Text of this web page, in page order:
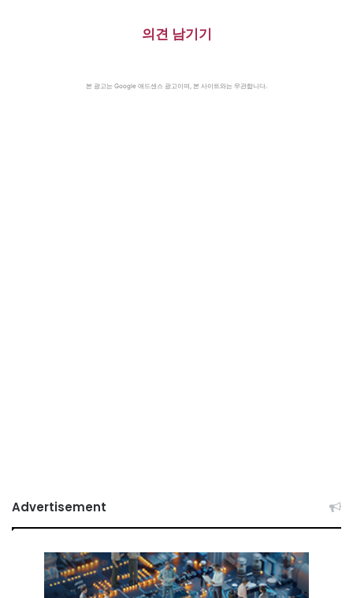
의견 남기기
본 광고는 Google 애드센스 광고이며, 본 사이트와는 무관합니다.
Advertisement